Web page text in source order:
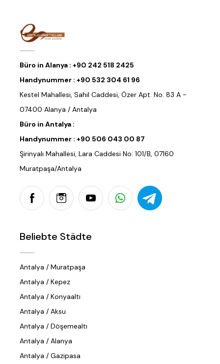
Büro in Alanya : +90 242 518 2425
Handynummer : +90 532 304 61 96
Kestel Mahallesi, Sahil Caddesi, Özer Apt. No. 83 A -
07400 Alanya / Antalya
Büro in Antalya :
Handynummer : +90 506 043 00 87
Şirinyalı Mahallesi, Lara Caddesi No: 101/B, 07160
Muratpaşa/Antalya
Beliebte Städte
Antalya / Muratpaşa
Antalya / Kepez
Antalya / Konyaaltı
Antalya / Aksu
Antalya / Döşemealtı
Antalya / Alanya
Antalya / Gazipasa